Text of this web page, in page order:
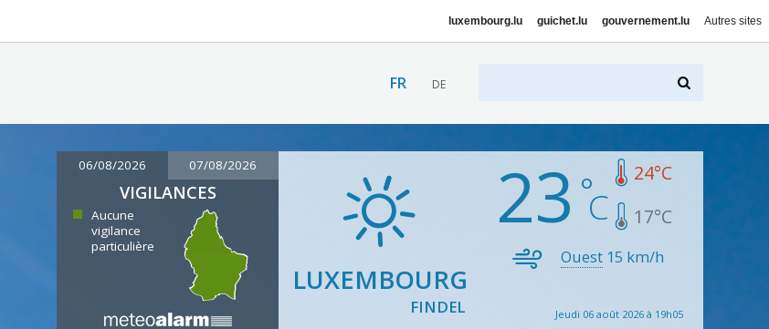
luxembourg.lu guichet.lu gouvernement.lu Autres sites
FR DE
06/08/2026 07/08/2026
VIGILANCES
Aucune
vigilance
particulière
LUXEMBOURG
FINDEL
23 24°C
17°C
Ouest 15 km/h
Jeudi 06 août 2026 à 19h05